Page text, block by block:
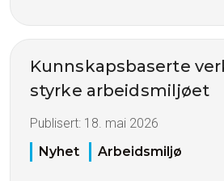
Kunnskapsbaserte
styrke arbeidsmiljøet
Publisert: 18. mai 2026
Nyhet
Arbeidsmiljø